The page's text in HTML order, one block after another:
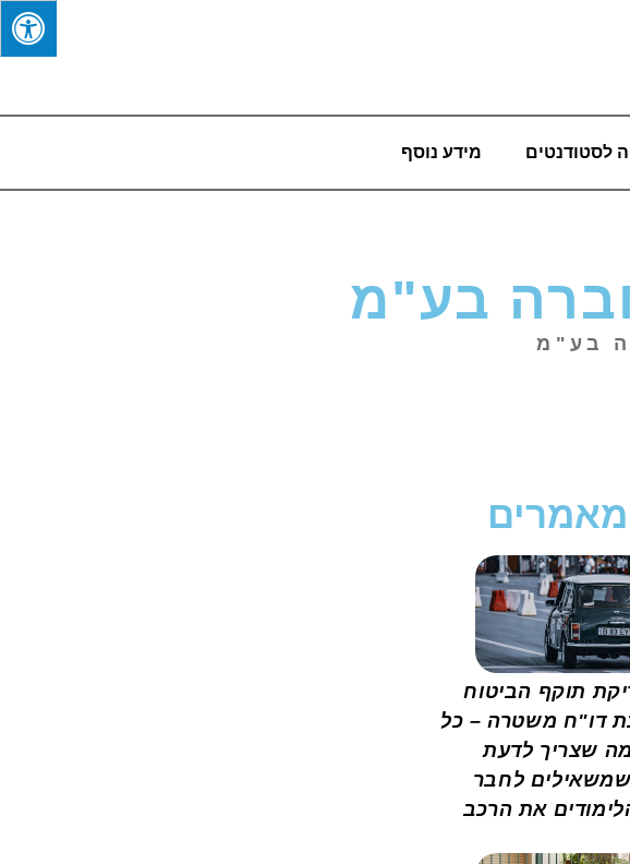
לסטודנטים מידע נוסף
בע"מ
בע"מ
מאמרים
תוקף הביטוח
דו"ח משטרה – כל
מה שצריך לדעת
לחבר
את הרכב